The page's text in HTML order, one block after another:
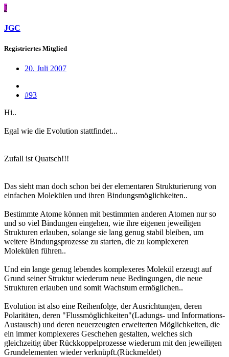
J
JGC
Registriertes Mitglied
20. Juli 2007
#93
Hi..
Egal wie die Evolution stattfindet...
Zufall ist Quatsch!!!
Das sieht man doch schon bei der elementaren Strukturierung von
einfachen Molekülen und ihren Bindungsmöglichkeiten..
Bestimmte Atome können mit bestimmten anderen Atomen nur so
und so viel Bindungen eingehen, wie ihre eigenen jeweiligen
Strukturen erlauben, solange sie lang genug stabil bleiben, um
weitere Bindungsprozesse zu starten, die zu komplexeren
Molekülen führen..
Und ein lange genug lebendes komplexeres Molekül erzeugt auf
Grund seiner Struktur wiederum neue Bedingungen, die neue
Strukturen erlauben und somit Wachstum ermöglichen..
Evolution ist also eine Reihenfolge, der Ausrichtungen, deren
Polaritäten, deren "Flussmöglichkeiten"(Ladungs- und Informations-
Austausch) und deren neuerzeugten erweiterten Möglichkeiten, die
ein immer komplexeres Geschehen gestalten, welches sich
gleichzeitig über Rückkoppelprozesse wiederum mit den jeweiligen
Grundelementen wieder verknüpft.(Rückmeldet)